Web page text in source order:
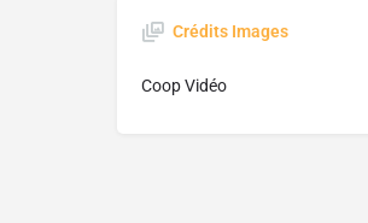
Crédits Images
Coop Vidéo